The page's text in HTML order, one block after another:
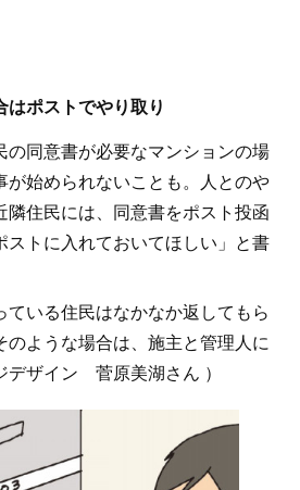
はポストでやり取り
の同意書が必要なマンションの場
が始められないことも。人とのや
隣住民には、同意書をポスト投函
ストに入れておいてほしい」と書
いる住民はなかなか返してもら
のような場合は、施主と管理人に
デザイン 菅原美湖さん ）